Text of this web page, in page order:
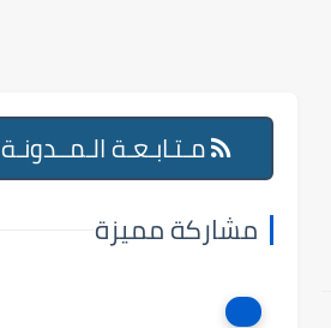
مـتـابـعـة الـمــدونـة
مشاركة مميزة